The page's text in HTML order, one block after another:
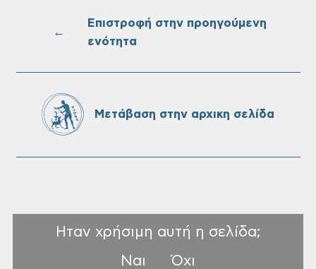
←
Επιστροφή στην προηγούμενη
ενότητα
Μετάβαση στην αρχικη σελίδα
Ηταν χρήσιμη αυτή η σελίδα;
Ναι
Όχι